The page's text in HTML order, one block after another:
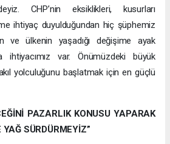
CHP’nin eksiklikleri, kusurları
ihtiyaç duyulduğundan hiç şüphemiz
ve ülkenin yaşadığı değişime ayak
var. Önümüzdeki büyük
yolculuğunu başlatmak için en güçlü
PAZARLIK KONUSU YAPARAK
SÜRDÜRMEYİZ”